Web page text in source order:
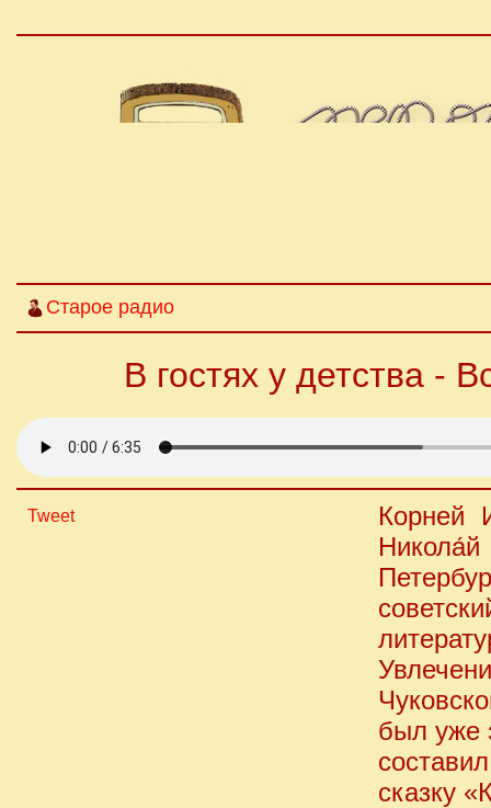
Старое радио
В гостях у детства -
Tweet
Корней
был уже
сказку